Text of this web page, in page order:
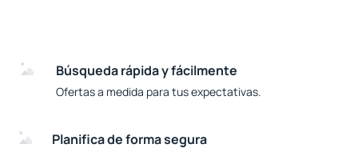
Búsqueda rápida y fácilmente
Ofertas a medida para tus expectativas.
Planifica de forma segura